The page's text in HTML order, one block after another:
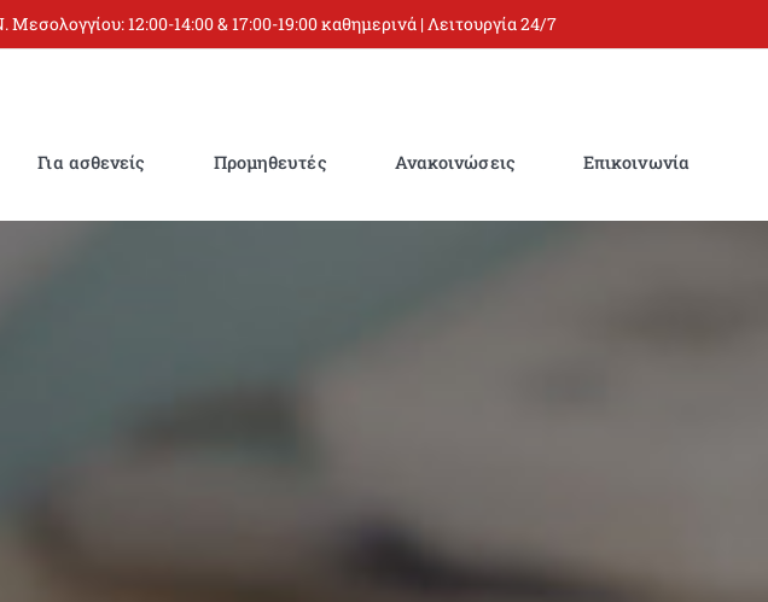
Μεσολογγίου: 12:00-14:00 & 17:00-19:00 καθημερινά | Λειτουργία 24/7
Για ασθενείς Προμηθευτές Ανακοινώσεις Επικοινωνία